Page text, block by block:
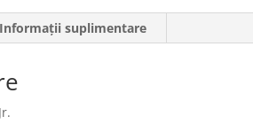
Informații suplimentare